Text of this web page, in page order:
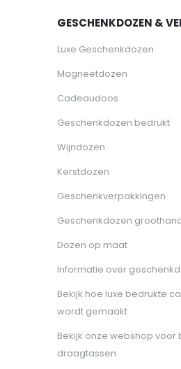
GESCHENKDOZEN &
Luxe Geschenkdozen
Magneetdozen
Cadeaudoos
Geschenkdozen bedrukt
Wijndozen
Kerstdozen
Geschenkverpakkingen
Geschenkdozen
Dozen op maat
Informatie over
Bekijk hoe luxe bedrukte
wordt gemaakt
Bekijk onze webshop voor
draagtassen